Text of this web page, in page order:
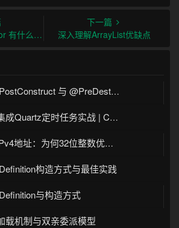
么区别？
下一篇
深入理解ArrayList优缺点
与 @PreDestroy 的完整与实战
定时任务实战 | Cron表达式详解
：为何32位整数优于字符串 | 性能分析
构造方式与最佳实践
与构造方式
载机制与双亲委派模型